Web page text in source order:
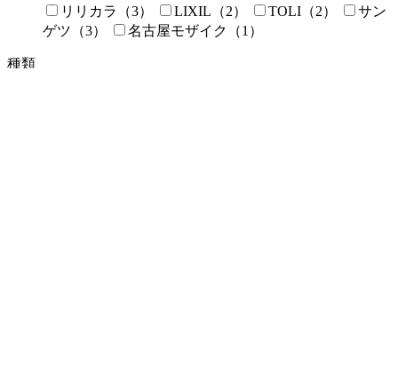
リリカラ（3）
LIXIL（2） TOLI（2）
サン
ゲツ（3）
名古屋モザイク（1）
種類